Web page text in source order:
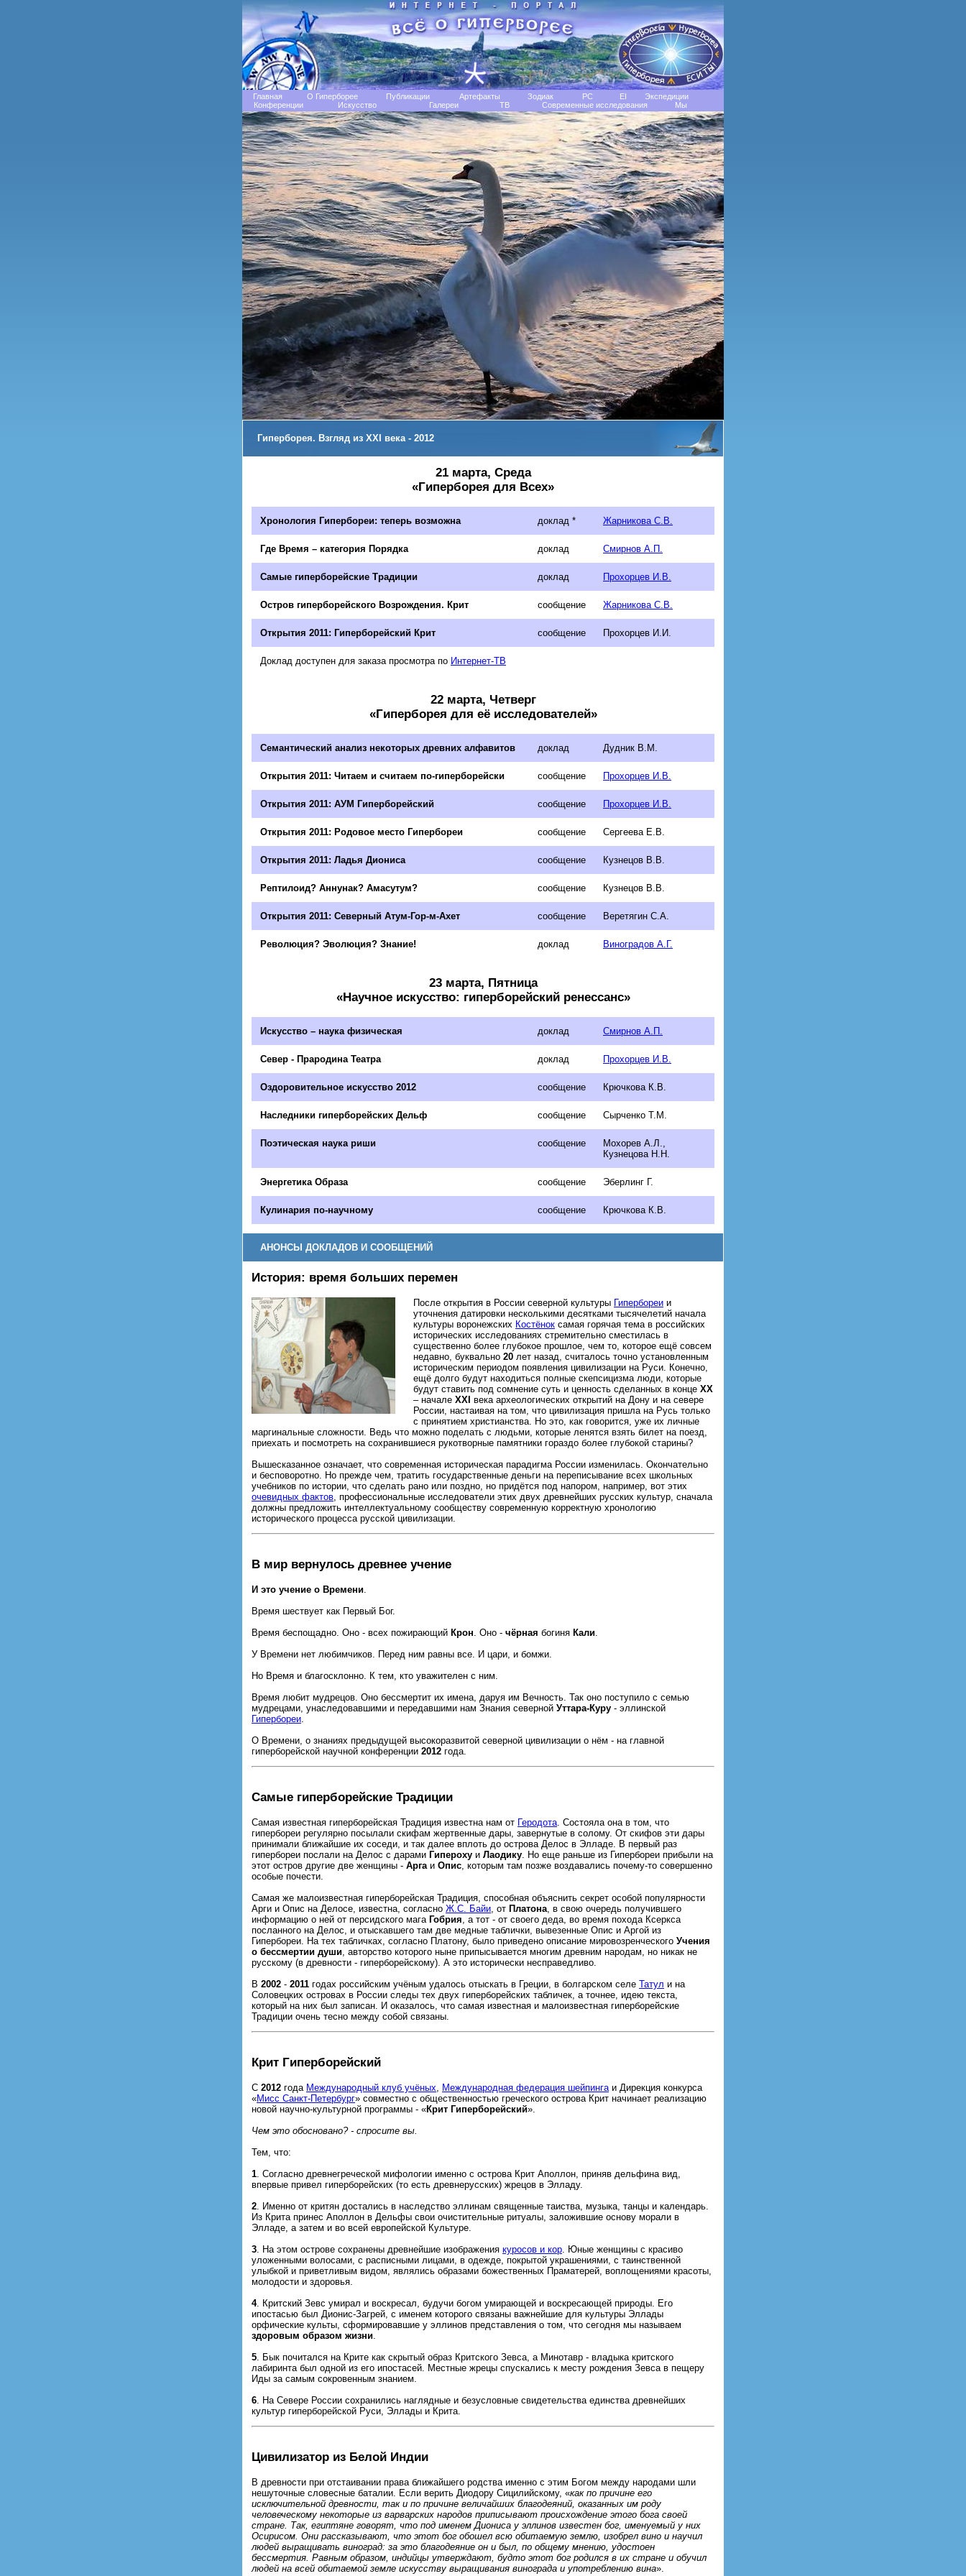
Главная О Гиперборее Публикации Артефакты Зодиак РС EI
Экспедиции
Конференции
Искусство Галереи TB Современные исследования Мы
Гиперборея. Взгляд из XXI века - 2012
21 марта, Среда
«Гиперборея для Всех»
Хронология Гипербореи: теперь возможна доклад * Жарникова С.В.
Где Время – категория Порядка доклад Смирнов А.П.
Самые гиперборейские Традиции доклад Прохорцев И.В.
Остров гиперборейского Возрождения. Крит сообщение Жарникова С.В.
Открытия 2011: Гиперборейский Крит сообщение Прохорцев И.И.
Доклад доступен для заказа просмотра по Интернет-ТВ
22 марта, Четверг
«Гиперборея для её исследователей»
Cемантический анализ некоторых древних алфавитов доклад Дудник В.М.
Открытия 2011: Читаем и считаем по-гиперборейски сообщение Прохорцев И.В.
Открытия 2011: АУМ Гиперборейский сообщение Прохорцев И.В.
Открытия 2011: Родовое место Гипербореи сообщение Сергеева Е.В.
Открытия 2011: Ладья Диониса сообщение Кузнецов В.В.
Рептилоид? Аннунак? Амасутум? сообщение Кузнецов В.В.
Открытия 2011: Северный Атум-Гор-м-Ахет сообщение Веретягин С.А.
Революция? Эволюция? Знание! доклад Виноградов А.Г.
23 марта, Пятница
«Научное искусство: гиперборейский ренессанс»
Искусство – наука физическая доклад Смирнов А.П.
Север - Прародина Театра доклад Прохорцев И.В.
Оздоровительное искусство 2012 сообщение Крючкова К.В.
Наследники гиперборейских Дельф сообщение Сырченко Т.М.
Поэтическая наука риши сообщение
Мохорев А.Л.,
Кузнецова Н.Н.
Энергетика Образа сообщение Эберлинг Г.
Кулинария по-научному сообщение Крючкова К.В.
АНОНСЫ ДОКЛАДОВ И СООБЩЕНИЙ
История: время больших перемен
После открытия в России северной культуры Гипербореи и
уточнения датировки несколькими десятками тысячелетий начала
культуры воронежских Костёнок самая горячая тема в российских
исторических исследованиях стремительно сместилась в
существенно более глубокое прошлое, чем то, которое ещё совсем
недавно, буквально 20 лет назад, считалось точно установленным
историческим периодом появления цивилизации на Руси. Конечно,
ещё долго будут находиться полные скепсицизма люди, которые
будут ставить под сомнение суть и ценность сделанных в конце XX
– начале XXI века археологических открытий на Дону и на севере
России, настаивая на том, что цивилизация пришла на Русь только
с принятием христианства. Но это, как говорится, уже их личные
маргинальные сложности. Ведь что можно поделать с людьми, которые ленятся взять билет на поезд,
приехать и посмотреть на сохранившиеся рукотворные памятники гораздо более глубокой старины?
Вышесказанное означает, что современная историческая парадигма России изменилась. Окончательно
и бесповоротно. Но прежде чем, тратить государственные деньги на переписывание всех школьных
учебников по истории, что сделать рано или поздно, но придётся под напором, например, вот этих
очевидных фактов , профессиональные исследователи этих двух древнейших русских культур, сначала
должны предложить интеллектуальному сообществу современную корректную хронологию
исторического процесса русской цивилизации.
В мир вернулось древнее учение
И это учение о Времени
Время шествует как Первый Бог.
Время беспощадно. Оно - всех пожирающий Крон . Оно - чёрная богиня Кали
У Времени нет любимчиков. Перед ним равны все. И цари, и бомжи.
Но Время и благосклонно. К тем, кто уважителен с ним.
Время любит мудрецов. Оно бессмертит их имена, даруя им Вечность. Так оно поступило с семью
мудрецами, унаследовавшими и передавшими нам Знания северной Уттара-Куру - эллинской
Гипербореи
О Времени, о знаниях предыдущей высокоразвитой северной цивилизации о нём - на главной
гиперборейской научной конференции 2012 года.
Самые гиперборейские Традиции
Самая известная гиперборейская Традиция известна нам от Геродота . Состояла она в том, что
гипербореи регулярно посылали скифам жертвенные дары, завернутые в солому. От скифов эти дары
принимали ближайшие их соседи, и так далее вплоть до острова Делос в Элладе. В первый раз
гипербореи послали на Делос с дарами Гипероху и Лаодику . Но еще раньше из Гипербореи прибыли на
этот остров другие две женщины - Арга и Опис , которым там позже воздавались почему-то совершенно
особые почести.
Самая же малоизвестная гиперборейская Традиция, способная объяснить секрет особой популярности
Арги и Опис на Делосе, известна, согласно Ж.С. Байи , от Платона , в свою очередь получившего
информацию о ней от персидского мага Гобрия , а тот - от своего деда, во время похода Ксеркса
посланного на Делос, и отыскавшего там две медные таблички, вывезенные Опис и Аргой из
Гипербореи. На тех табличках, согласно Платону, было приведено описание мировозренческого Учения
о бессмертии души , авторство которого ныне припысывается многим древним народам, но никак не
русскому (в древности - гиперборейскому). А это исторически несправедливо.
В 2002 - 2011 годах российским учёным удалось отыскать в Греции, в болгарском селе Татул и на
Соловецких островах в России следы тех двух гиперборейских табличек, а точнее, идею текста,
который на них был записан. И оказалось, что самая известная и малоизвестная гиперборейские
Традиции очень тесно между собой связаны.
Крит Гиперборейский
С 2012 года Международный клуб учёных Международная федерация шейпинга и Дирекция конкурса
«Мисс Санкт-Петербург» совместно с общественностью греческого острова Крит начинает реализацию
новой научно-культурной программы - «Крит Гиперборейский».
Чем это обосновано? - спросите вы.
Тем, что:
1 . Согласно древнегреческой мифологии именно с острова Крит Аполлон, приняв дельфина вид,
впервые привел гиперборейских (то есть древнерусских) жрецов в Элладу.
2 . Именно от критян достались в наследство эллинам священные таиства, музыка, танцы и календарь.
Из Крита принес Аполлон в Дельфы свои очистительные ритуалы, заложившие основу морали в
Элладе, а затем и во всей европейской Культуре.
3 . На этом острове сохранены древнейшие изображения куросов и кор . Юные женщины с красиво
уложенными волосами, с расписными лицами, в одежде, покрытой украшениями, с таинственной
улыбкой и приветливым видом, являлись образами божественных Праматерей, воплощениями красоты,
молодости и здоровья.
4. Критский Зевс умирал и воскресал, будучи богом умирающей и воскресающей природы. Его
ипостасью был Дионис-Загрей, с именем которого связаны важнейшие для культуры Эллады
орфические культы, сформировавшие у эллинов представления о том, что сегодня мы называем
здоровым образом жизни
5 . Бык почитался на Крите как скрытый образ Критского Зевса, а Минотавр - владыка критского
лабиринта был одной из его ипостасей. Местные жрецы спускались к месту рождения Зевса в пещеру
Иды за самым сокровенным знанием.
6 . На Севере России сохранились наглядные и безусловные свидетельства единства древнейших
культур гиперборейской Руси, Эллады и Крита.
Цивилизатор из Белой Индии
В древности при отстаивании права ближайшего родства именно с этим Богом между народами шли
нешуточные словесные баталии. Если верить Диодору Сицилийскому, «как по причине его
исключительной древности, так и по причине величайших благодеяний, оказанных им роду
человеческому некоторые из варварских народов приписывают происхождение этого бога своей
стране. Так, египтяне говорят, что под именем Диониса у эллинов известен бог, именуемый у них
Осирисом. Они рассказывают, что этот бог обошел всю обитаемую землю, изобрел вино и научил
людей выращивать виноград: за это благодеяние он и был, по общему мнению, удостоен
бессмертия. Равным образом, индийцы утверждают, будто этот бог родился в их стране и обучил
людей на всей обитаемой земле искусству выращивания винограда и употреблению вина».